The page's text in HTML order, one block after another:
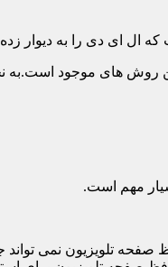
ال ای دی را به دیوار
روش های موجود است.به
مهم است.
صفحه تلویزیون نمی